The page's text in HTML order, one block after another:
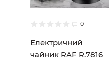
0
Електричний
чайник RAF R.7816